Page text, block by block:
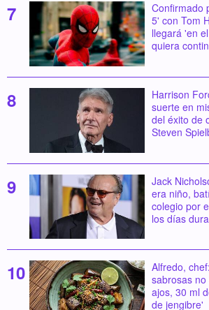
Confirmado
5' con Tom
llegará 'en
quiera
Harrison
suerte en
del éxito de
Steven
Jack
era niño,
colegio por
los días
Alfredo,
sabrosas
ajos, 30 ml
de jengibre'